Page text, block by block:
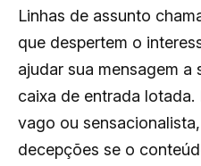
Linhas de assunto
que despertem o
ajudar sua mensagem a
caixa de entrada
vago ou
decepções se o